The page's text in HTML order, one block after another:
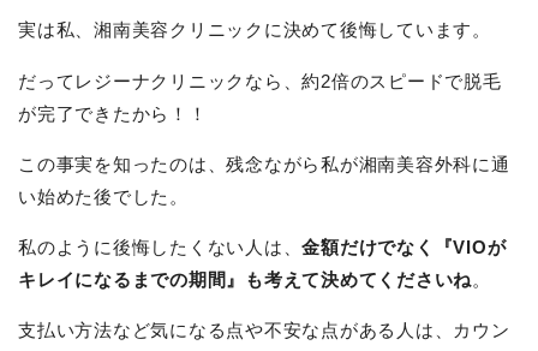
実は私、湘南美容クリニックに決めて後悔しています。
だってレジーナクリニックなら、約2倍のスピードで脱毛
が完了できたから！！
この事実を知ったのは、残念ながら私が湘南美容外科に通
い始めた後でした。
私のように後悔したくない人は、金額だけでなく『VIOが
キレイになるまでの期間』も考えて決めてくださいね。
支払い方法など気になる点や不安な点がある人は、カウン